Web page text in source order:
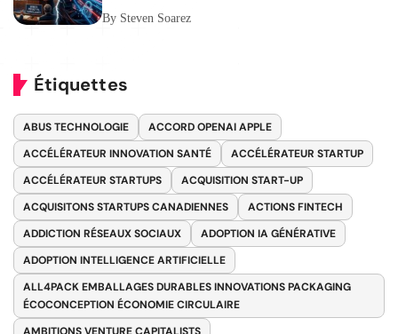
By Steven Soarez
Étiquettes
ABUS TECHNOLOGIE
ACCORD OPENAI APPLE
ACCÉLÉRATEUR INNOVATION SANTÉ
ACCÉLÉRATEUR STARTUP
ACCÉLÉRATEUR STARTUPS
ACQUISITION START-UP
ACQUISITONS STARTUPS CANADIENNES
ACTIONS FINTECH
ADDICTION RÉSEAUX SOCIAUX
ADOPTION IA GÉNÉRATIVE
ADOPTION INTELLIGENCE ARTIFICIELLE
ALL4PACK EMBALLAGES DURABLES INNOVATIONS PACKAGING
ÉCOCONCEPTION ÉCONOMIE CIRCULAIRE